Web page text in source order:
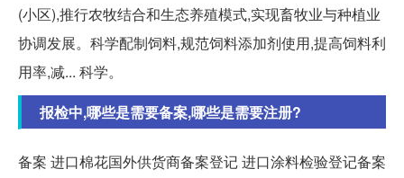
(小区),推行农牧结合和生态养殖模式,实现畜牧业与种植业
协调发展。科学配制饲料,规范饲料添加剂使用,提高饲料利
用率,减... 科学。
报检中,哪些是需要备案,哪些是需要注册?
备案 进口棉花国外供货商备案登记 进口涂料检验登记备案